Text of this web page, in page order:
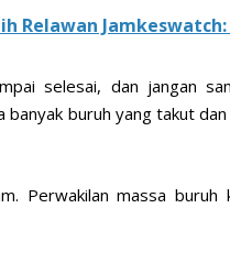
Relawan
selesai, dan jangan
buruh yang takut
Perwakilan massa buruh